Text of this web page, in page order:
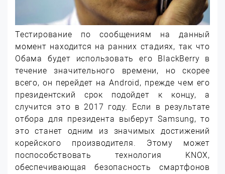
Тестирование по сообщениям на данный
момент находится на ранних стадиях, так что
Обама будет использовать его BlackBerry в
течение значительного времени, но скорее
всего, он перейдет на Android, прежде чем его
президентский срок подойдет к концу, а
случится это в 2017 году. Если в результате
отбора для президента выберут Samsung, то
это станет одним из значимых достижений
корейского производителя. Этому может
поспособствовать технология KNOX,
обеспечивающая безопасность смартфонов